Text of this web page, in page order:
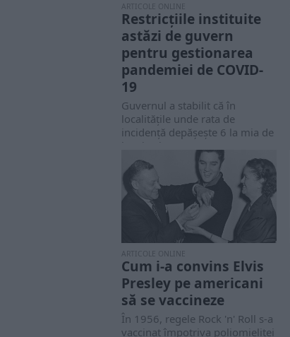
ARTICOLE ONLINE
Restricțiile instituite
astăzi de guvern
pentru gestionarea
pandemiei de COVID-
19
Guvernul a stabilit că în
localităţile unde rata de
incidenţă depăşeşte 6 la mia de
locuitori,...
ARTICOLE ONLINE
Cum i-a convins Elvis
Presley pe americani
să se vaccineze
În 1956, regele Rock 'n' Roll s-a
vaccinat împotriva poliomielitei